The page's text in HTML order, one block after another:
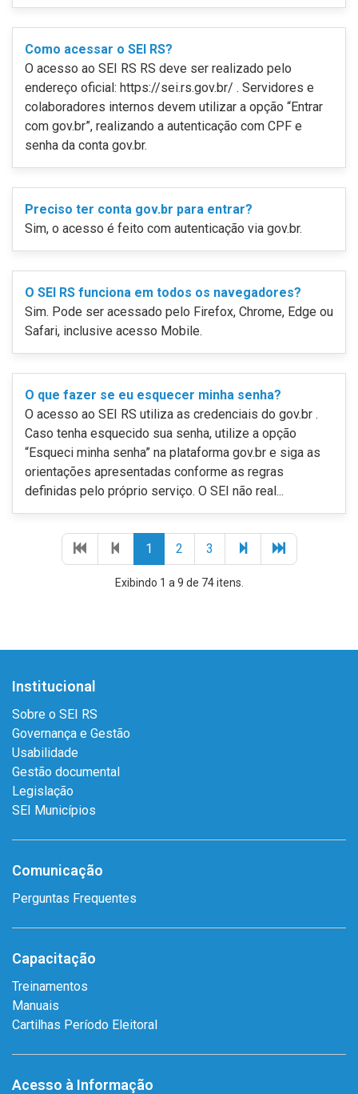
Como acessar o SEI RS?
O acesso ao SEI RS RS deve ser realizado pelo
endereço oficial: https://sei.rs.gov.br/ . Servidores e
colaboradores internos devem utilizar a opção “Entrar
com gov.br”, realizando a autenticação com CPF e
senha da conta gov.br.
Preciso ter conta gov.br para entrar?
Sim, o acesso é feito com autenticação via gov.br.
O SEI RS funciona em todos os navegadores?
Sim. Pode ser acessado pelo Firefox, Chrome, Edge ou
Safari, inclusive acesso Mobile.
O que fazer se eu esquecer minha senha?
O acesso ao SEI RS utiliza as credenciais do gov.br .
Caso tenha esquecido sua senha, utilize a opção
“Esqueci minha senha” na plataforma gov.br e siga as
orientações apresentadas conforme as regras
definidas pelo próprio serviço. O SEI não real...
Primeira
página
Página
anterior
1 (página
atual)
2 (página
atual)
3 (página
atual)
Próxima
página
Última
página
Exibindo 1 a 9 de 74 itens.
Institucional
Sobre o SEI RS
Governança e Gestão
Usabilidade
Gestão documental
Legislação
SEI Municípios
Comunicação
Perguntas Frequentes
Capacitação
Treinamentos
Manuais
Cartilhas Período Eleitoral
Acesso à Informação